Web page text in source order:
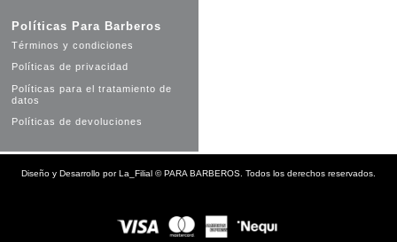
Políticas Para Barberos
Términos y condiciones
Políticas de privacidad
Políticas para el tratamiento de
datos
Políticas de devoluciones
Diseño y Desarrollo porLa_Filial ©PARA BARBEROS. Todos los derechos reservados.